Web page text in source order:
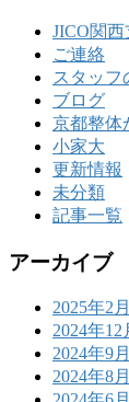
JICO関西
ご連絡
スタッフ
ブログ
京都整体
小家大
更新情報
未分類
記事一覧
アーカイブ
2025年2月
2024年12
2024年9月
2024年8月